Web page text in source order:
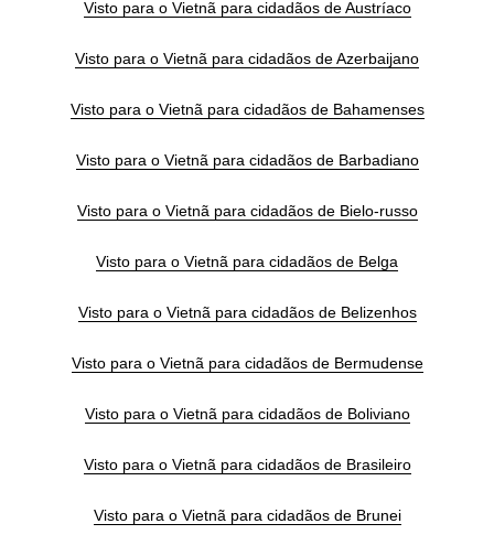
Visto para o Vietnã para cidadãos de Austríaco
Visto para o Vietnã para cidadãos de Azerbaijano
Visto para o Vietnã para cidadãos de Bahamenses
Visto para o Vietnã para cidadãos de Barbadiano
Visto para o Vietnã para cidadãos de Bielo-russo
Visto para o Vietnã para cidadãos de Belga
Visto para o Vietnã para cidadãos de Belizenhos
Visto para o Vietnã para cidadãos de Bermudense
Visto para o Vietnã para cidadãos de Boliviano
Visto para o Vietnã para cidadãos de Brasileiro
Visto para o Vietnã para cidadãos de Brunei